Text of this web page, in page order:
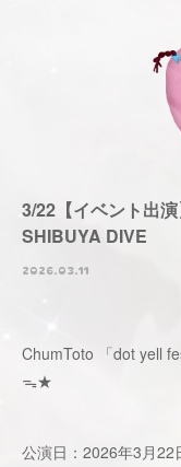
3/22【イベント出
SHIBUYA DIVE
2026.03.11
ChumToto 「dot yell
ᯓ★
公演日：2026年3月22